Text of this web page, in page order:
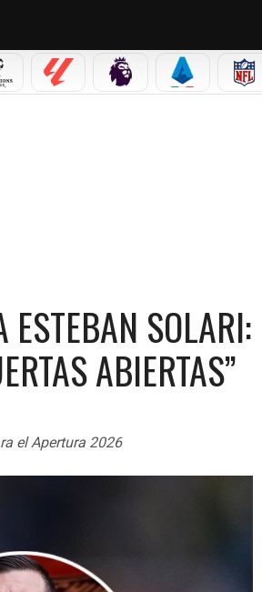
LEAGUE
LALIGA PREMIER LEAGUE
SERIE A NFL
SOLARI:
ABIERTAS”
el Apertura 2026